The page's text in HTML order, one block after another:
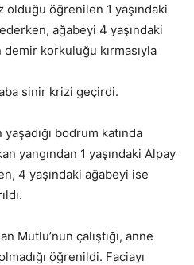
olduğu öğrenilen 1 yaşındaki
ağabeyi 4 yaşındaki
korkuluğu kırmasıyla
sinir krizi geçirdi.
bodrum katında
yangından 1 yaşındaki Alpay
4 yaşındaki ağabeyi ise
Mutlu’nun çalıştığı, anne
öğrenildi. Faciayı